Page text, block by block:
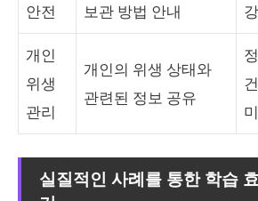
안전
보관 방법 안내
개인
위생
관리
개인의 위생 상태와
관련된 정보 공유
실질적인 사례를 통한 학습